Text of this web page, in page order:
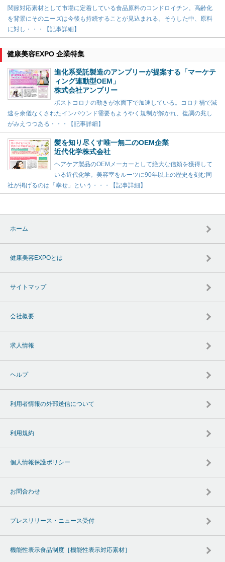
関節対応素材として市場に定着している食品原料のコンドロイチン。高齢化
を背景にそのニーズは今後も持続することが見込まれる。そうした中、原料
に対し・・・【記事詳細】
健康美容EXPO 企業特集
進化系受託製造のアンプリーが提案する「マーケテ
ィング連動型OEM」
株式会社アンプリー
ポストコロナの動きが水面下で加速している。コロナ禍で減
速を余儀なくされたインバウンド需要もようやく規制が解かれ、復調の兆し
がみえつつある・・・【記事詳細】
髪を知り尽くす唯一無二のOEM企業
近代化学株式会社
ヘアケア製品のOEMメーカーとして絶大な信頼を獲得して
いる近代化学。美容室をルーツに90年以上の歴史を刻む同
社が掲げるのは「幸せ」という・・・【記事詳細】
ホーム
健康美容EXPOとは
サイトマップ
会社概要
求人情報
ヘルプ
利用者情報の外部送信について
利用規約
個人情報保護ポリシー
お問合わせ
プレスリリース・ニュース受付
機能性表示食品制度［機能性表示対応素材］